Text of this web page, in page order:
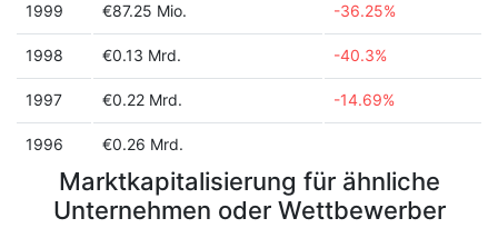
1999 €87.25 Mio. -36.25%
1998 €0.13 Mrd. -40.3%
1997 €0.22 Mrd. -14.69%
1996 €0.26 Mrd.
Marktkapitalisierung für ähnliche
Unternehmen oder Wettbewerber